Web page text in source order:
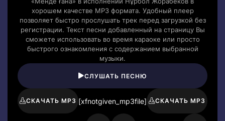
хорошем качестве MP3 формата. Удобный плеер
позволяет быстро прослушать трек перед загрузкой без
регистрации. Текст песни добавленный на страницу Вы
сможете использовать во время караоке или просто
быстрого ознакомления с содержанием выбранной
музыки.
СЛУШАТЬ ПЕСНЮ
СКАЧАТЬ MP3 [xfnotgiven_mp3file] СКАЧАТЬ MP3